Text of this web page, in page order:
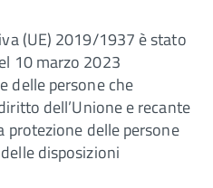
(UE) 2019/1937 è stato
10 marzo 2023
delle persone che
dell’Unione e recante
delle persone
disposizioni